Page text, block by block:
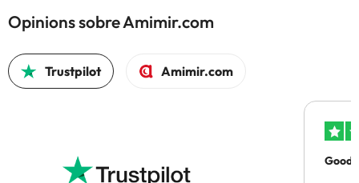
Opinions sobre Amimir.com
Trustpilot Amimir.com
Good